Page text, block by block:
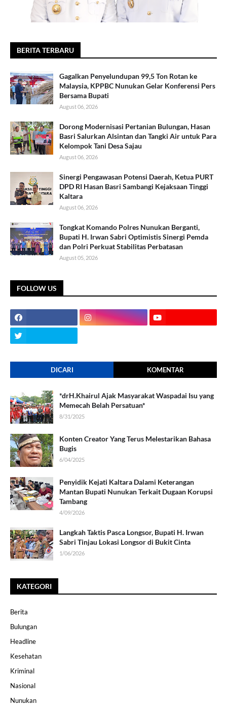
BERITA TERBARU
Gagalkan Penyelundupan 99,5 Ton Rotan ke
Malaysia, KPPBC Nunukan Gelar Konferensi Pers
Bersama Bupati
August 06, 2026
Dorong Modernisasi Pertanian Bulungan, Hasan
Basri Salurkan Alsintan dan Tangki Air untuk Para
Kelompok Tani Desa Sajau
August 06, 2026
Sinergi Pengawasan Potensi Daerah, Ketua PURT
DPD RI Hasan Basri Sambangi Kejaksaan Tinggi
Kaltara
August 06, 2026
Tongkat Komando Polres Nunukan Berganti,
Bupati H. Irwan Sabri Optimistis Sinergi Pemda
dan Polri Perkuat Stabilitas Perbatasan
August 05, 2026
FOLLOW US
DICARI KOMENTAR
*drH.Khairul Ajak Masyarakat Waspadai Isu yang
Memecah Belah Persatuan*
8/31/2025
Konten Creator Yang Terus Melestarikan Bahasa
Bugis
6/04/2025
Penyidik Kejati Kaltara Dalami Keterangan
Mantan Bupati Nunukan Terkait Dugaan Korupsi
Tambang
4/09/2026
Langkah Taktis Pasca Longsor, Bupati H. Irwan
Sabri Tinjau Lokasi Longsor di Bukit Cinta
1/06/2026
KATEGORI
Berita
Bulungan
Headline
Kesehatan
Kriminal
Nasional
Nunukan